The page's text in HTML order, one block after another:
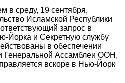
в среду, 19 сентября,
Исламской Республики
запрос в
Йорка и Секретную службу
в обеспечении
Генеральной Ассамблеи ООН,
вскоре в Нью-Йорк